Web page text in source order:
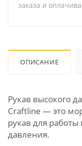
заказа и
ОПИСАНИЕ
Рукав высокого
Craftline — это
рукав для работы
давления.